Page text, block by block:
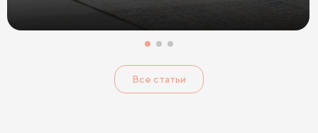
Кровати с мягким изголовьем Кровати светлых цветов
Все статьи